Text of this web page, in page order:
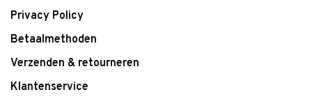
Privacy Policy
Betaalmethoden
Verzenden & retourneren
Klantenservice